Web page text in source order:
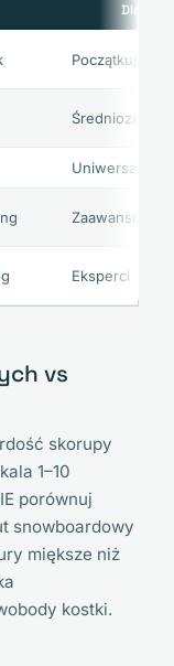
Dla
Początkujący,
Uniwersalni
Zaawansowani
Eksperci
vs
skorupy
1–10
porównuj
snowboardowy
miększe niż
kostki.